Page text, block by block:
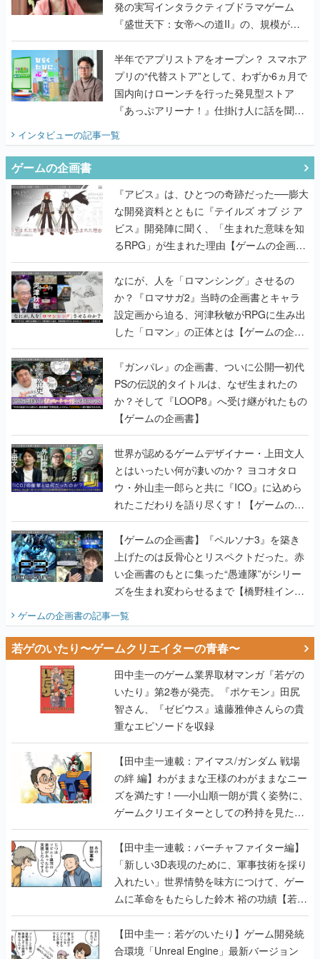
発の実写インタラクティブドラマゲーム
『盛世天下：女帝への道II』の、規模が違
うこだわりをプロデューサーに聞いた
半年でアプリストアをオープン？ スマホア
プリの“代替ストア”として、わずか6ヵ月で
国内向けローンチを行った発見型ストア
『あっぷアリーナ！』仕掛け人に話を聞い
インタビューの記事一覧
ゲームの企画書
『アビス』は、ひとつの奇跡だった──膨大
な開発資料とともに『テイルズ オブ ジ ア
ビス』開発陣に聞く、「生まれた意味を知
るRPG」が生まれた理由【ゲームの企画
書】
なにが、人を「ロマンシング」させるの
か？『ロマサガ2』当時の企画書とキャラ
設定画から迫る、河津秋敏がRPGに生み出
した「ロマン」の正体とは【ゲームの企画
書】
『ガンパレ』の企画書、ついに公開━初代
PSの伝説的タイトルは、なぜ生まれたの
か？そして『LOOP8』へ受け継がれたもの
【ゲームの企画書】
世界が認めるゲームデザイナー・上田文人
とはいったい何が凄いのか？ ヨコオタロ
ウ・外山圭一郎らと共に『ICO』に込めら
れたこだわりを語り尽くす！【ゲームの企
画書】
【ゲームの企画書】『ペルソナ3』を築き
上げたのは反骨心とリスペクトだった。赤
い企画書のもとに集った“愚連隊”がシリー
ズを生まれ変わらせるまで【橋野桂インタ
ゲームの企画書の記事一覧
若ゲのいたり〜ゲームクリエイターの青春〜
田中圭一のゲーム業界取材マンガ『若ゲの
いたり』第2巻が発売。『ポケモン』田尻
智さん、『ゼビウス』遠藤雅伸さんらの貴
重なエピソードを収録
【田中圭一連載：アイマス/ガンダム 戦場
の絆 編】わがままな王様のわがままなニー
ズを満たす！──小山順一朗が貫く姿勢に、
ゲームクリエイターとしての矜持を見た
【若ゲのいたり最終回】
【田中圭一連載：バーチャファイター編】
「新しい3D表現のために、軍事技術を採り
入れたい」世界情勢を味方につけて、ゲー
ムに革命をもたらした鈴木 裕の功績【若ゲ
のいたり】
【田中圭一：若ゲのいたり】ゲーム開発統
合環境「Unreal Engine」最新バージョン